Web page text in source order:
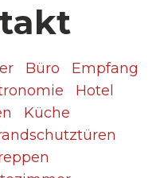
Büro
Empfang
Hotel
Küche